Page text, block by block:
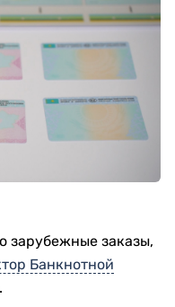
зарубежные заказы,
Банкнотной
.